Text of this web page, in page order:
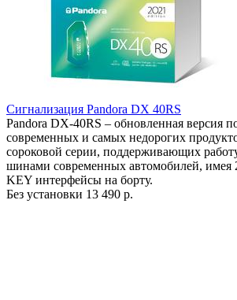
Сигнализация Pandora DX 40RS
Pandora DX-40RS – обновленная версия
современных и самых недорогих
сороковой серии, поддерживающих
шинами современных автомобилей,
KEY интерфейсы на борту.
Без установки 13 490 р.